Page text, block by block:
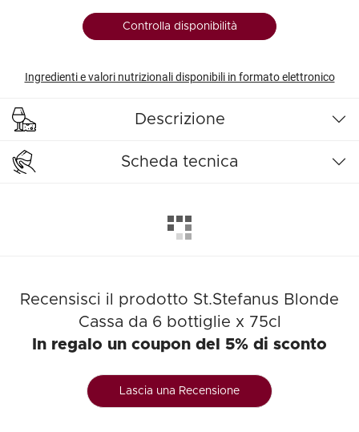
Controlla disponibilità
Ingredienti e valori nutrizionali disponibili in formato elettronico
Descrizione
Scheda tecnica
Recensisci il prodotto St.Stefanus Blonde
Cassa da 6 bottiglie x 75cl
In regalo un coupon del 5% di sconto
Lascia una Recensione